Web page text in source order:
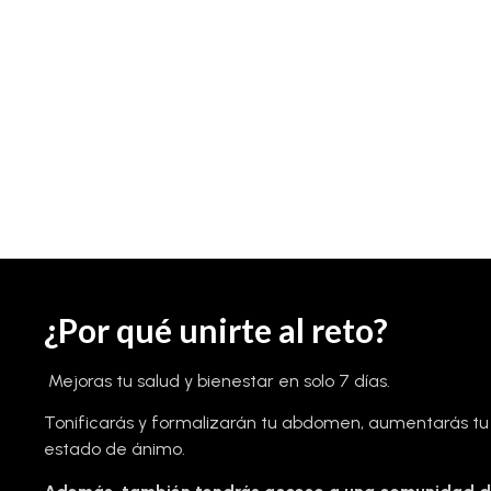
¿Por qué unirte al reto?
Mejoras tu salud y bienestar en solo 7 días.
Tonificarás y formalizarán tu abdomen, aumentarás
estado de ánimo.